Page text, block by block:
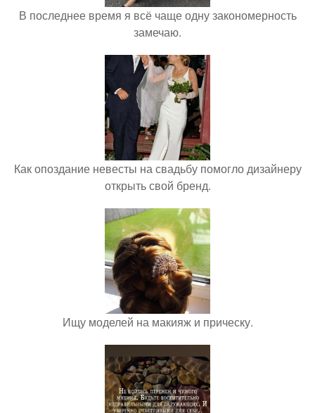
В последнее время я всё чаще одну закономерность
замечаю.
Как опоздание невесты на свадьбу помогло дизайнеру
открыть свой бренд.
Ищу моделей на макияж и прическу.